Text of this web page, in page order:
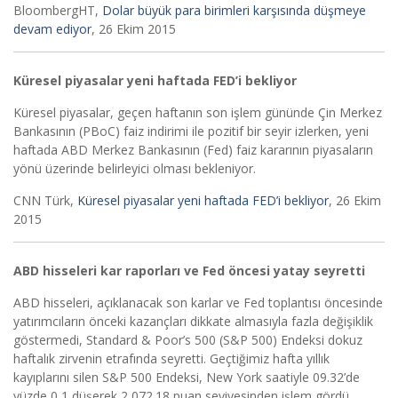
BloombergHT, Dolar büyük para birimleri karşısında düşmeye
devam ediyor, 26 Ekim 2015
Küresel piyasalar yeni haftada FED’i bekliyor
Küresel piyasalar, geçen haftanın son işlem gününde Çin Merkez
Bankasının (PBoC) faiz indirimi ile pozitif bir seyir izlerken, yeni
haftada ABD Merkez Bankasının (Fed) faiz kararının piyasaların
yönü üzerinde belirleyici olması bekleniyor.
CNN Türk, Küresel piyasalar yeni haftada FED’i bekliyor, 26 Ekim
2015
ABD hisseleri kar raporları ve Fed öncesi yatay seyretti
ABD hisseleri, açıklanacak son karlar ve Fed toplantısı öncesinde
yatırımcıların önceki kazançları dikkate almasıyla fazla değişiklik
göstermedi, Standard & Poor’s 500 (S&P 500) Endeksi dokuz
haftalık zirvenin etrafında seyretti. Geçtiğimiz hafta yıllık
kayıplarını silen S&P 500 Endeksi, New York saatiyle 09.32’de